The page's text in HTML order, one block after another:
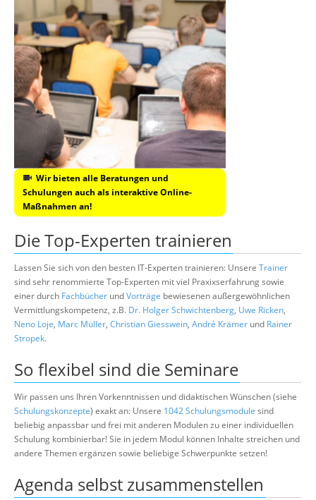
Wir bieten alle Beratungen und
Schulungen auch als interaktive Online-
Maßnahmen an!
Die Top-Experten trainieren
Lassen Sie sich von den besten IT-Experten trainieren: Unsere Trainer
sind sehr renommierte Top-Experten mit viel Praxixserfahrung sowie
einer durch Fachbücher undVorträge bewiesenen außergewöhnlichen
Vermittlungskompetenz, z.B. Dr. Holger Schwichtenberg, Uwe Ricken,
Neno Loje, Marc Müller, Christian Giesswein, André Krämer und Rainer
Stropek.
So flexibel sind die Seminare
Wir passen uns Ihren Vorkenntnissen und didaktischen Wünschen (siehe
Schulungskonzepte) exakt an: Unsere 1042 Schulungsmodule sind
beliebig anpassbar und frei mit anderen Modulen zu einer individuellen
Schulung kombinierbar! Sie in jedem Modul können Inhalte streichen und
andere Themen ergänzen sowie beliebige Schwerpunkte setzen!
Agenda selbst zusammenstellen